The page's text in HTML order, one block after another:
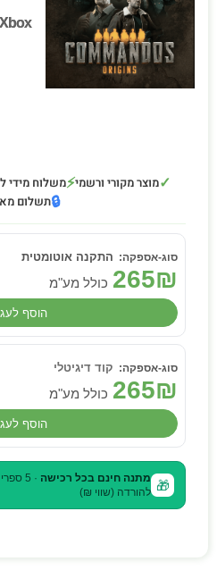
✓מוצר מקורי ורשמי⚡משלוח מידי
🔒תשלום
התקנה אוטומטית
265₪ כולל מע"מ
הוסף
קוד דיגיטלי
265₪ כולל מע"מ
הוסף
🎁 מתנה חינם בכל רכישה
להורדה (שווי ₪)